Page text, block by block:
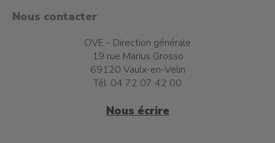
Nous contacter
OVE - Direction générale
19 rue Marius Grosso
69120 Vaulx-en-Velin
Tél. 04 72 07 42 00
Nous écrire